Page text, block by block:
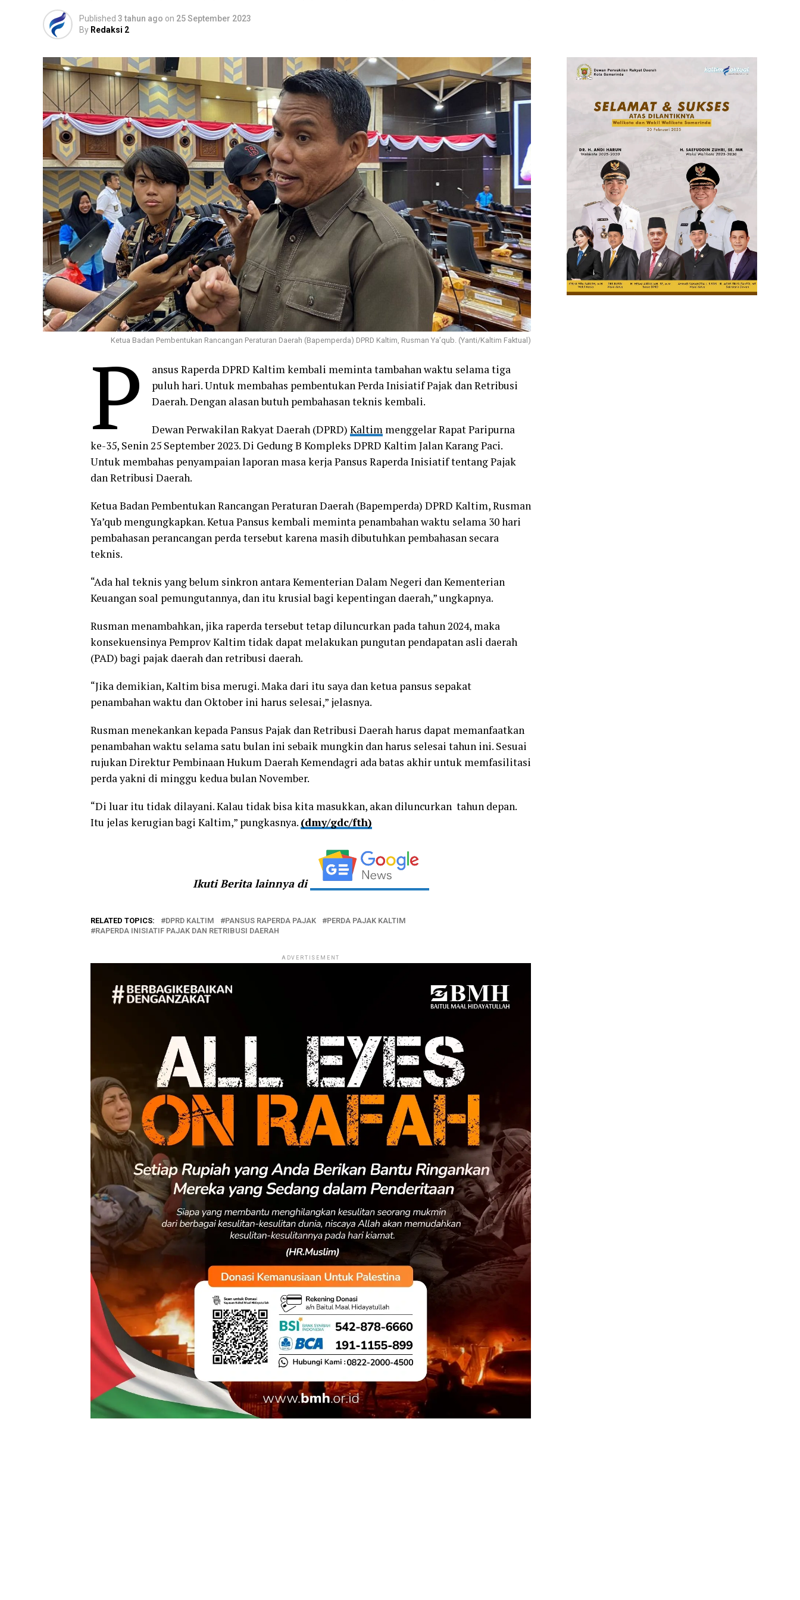
Published 3 tahun ago on 25 September 2023
By Redaksi 2
Ketua Badan Pembentukan Rancangan Peraturan Daerah (Bapemperda) DPRD Kaltim, Rusman Ya’qub. (Yanti/Kaltim Faktual)
P
ansus Raperda DPRD Kaltim kembali meminta tambahan waktu selama tiga
puluh hari. Untuk membahas pembentukan Perda Inisiatif Pajak dan Retribusi
Daerah. Dengan alasan butuh pembahasan teknis kembali.
Dewan Perwakilan Rakyat Daerah (DPRD) Kaltimmenggelar Rapat Paripurna
ke-35, Senin 25 September 2023. Di Gedung B Kompleks DPRD Kaltim Jalan Karang Paci.
Untuk membahas penyampaian laporan masa kerja Pansus Raperda Inisiatif tentang Pajak
dan Retribusi Daerah.
Ketua Badan Pembentukan Rancangan Peraturan Daerah (Bapemperda) DPRD Kaltim, Rusman
Ya’qub mengungkapkan. Ketua Pansus kembali meminta penambahan waktu selama 30 hari
pembahasan perancangan perda tersebut karena masih dibutuhkan pembahasan secara
teknis.
“Ada hal teknis yang belum sinkron antara Kementerian Dalam Negeri dan Kementerian
Keuangan soal pemungutannya, dan itu krusial bagi kepentingan daerah,” ungkapnya.
Rusman menambahkan, jika raperda tersebut tetap diluncurkan pada tahun 2024, maka
konsekuensinya Pemprov Kaltim tidak dapat melakukan pungutan pendapatan asli daerah
(PAD) bagi pajak daerah dan retribusi daerah.
“Jika demikian, Kaltim bisa merugi. Maka dari itu saya dan ketua pansus sepakat
penambahan waktu dan Oktober ini harus selesai,” jelasnya.
Rusman menekankan kepada Pansus Pajak dan Retribusi Daerah harus dapat memanfaatkan
penambahan waktu selama satu bulan ini sebaik mungkin dan harus selesai tahun ini. Sesuai
rujukan Direktur Pembinaan Hukum Daerah Kemendagri ada batas akhir untuk memfasilitasi
perda yakni di minggu kedua bulan November.
“Di luar itu tidak dilayani. Kalau tidak bisa kita masukkan, akan diluncurkan tahun depan.
Itu jelas kerugian bagi Kaltim,” pungkasnya. (dmy/gdc/fth)
Ikuti Berita lainnya di
RELATED TOPICS: DPRD KALTIM PANSUS RAPERDA PAJAK
PERDA PAJAK KALTIM
RAPERDA INISIATIF PAJAK DAN RETRIBUSI DAERAH
ADVERTISEMENT